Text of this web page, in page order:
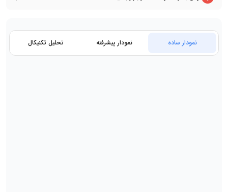
نمودار ساده نمودار پیشرفته تحلیل تکنیکال